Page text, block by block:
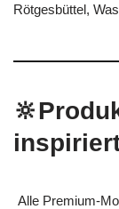
Rötgesbüttel,
Alle Premium-